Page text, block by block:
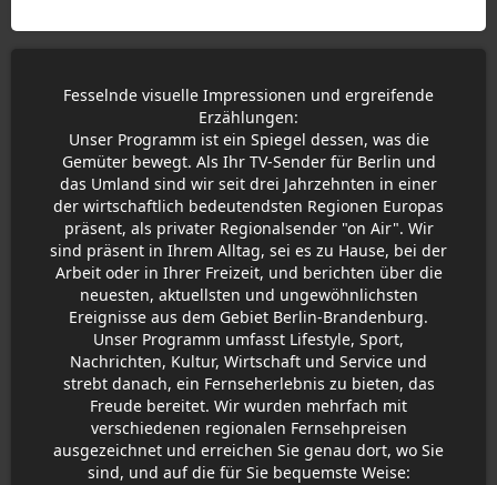
Fesselnde visuelle Impressionen und ergreifende
Erzählungen:
Unser Programm ist ein Spiegel dessen, was die
Gemüter bewegt. Als Ihr TV-Sender für Berlin und
das Umland sind wir seit drei Jahrzehnten in einer
der wirtschaftlich bedeutendsten Regionen Europas
präsent, als privater Regionalsender "on Air". Wir
sind präsent in Ihrem Alltag, sei es zu Hause, bei der
Arbeit oder in Ihrer Freizeit, und berichten über die
neuesten, aktuellsten und ungewöhnlichsten
Ereignisse aus dem Gebiet Berlin-Brandenburg.
Unser Programm umfasst Lifestyle, Sport,
Nachrichten, Kultur, Wirtschaft und Service und
strebt danach, ein Fernseherlebnis zu bieten, das
Freude bereitet. Wir wurden mehrfach mit
verschiedenen regionalen Fernsehpreisen
ausgezeichnet und erreichen Sie genau dort, wo Sie
sind, und auf die für Sie bequemste Weise: